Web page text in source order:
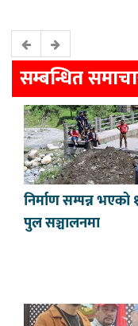
सम्बन्धित
निर्माण सम्पन्न
पुल सञ्चालनमा